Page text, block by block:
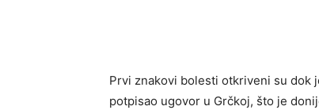
Prvi znakovi bolesti otkriveni su dok
potpisao ugovor u Grčkoj, što je